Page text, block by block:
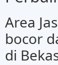
Area
bocor
di